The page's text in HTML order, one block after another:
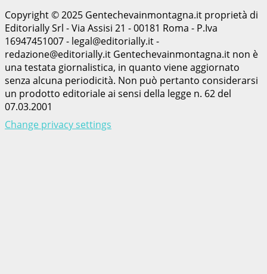
Copyright © 2025 Gentechevainmontagna.it proprietà di
Editorially Srl - Via Assisi 21 - 00181 Roma - P.Iva
16947451007 - legal@editorially.it -
redazione@editorially.it Gentechevainmontagna.it non è
una testata giornalistica, in quanto viene aggiornato
senza alcuna periodicità. Non può pertanto considerarsi
un prodotto editoriale ai sensi della legge n. 62 del
07.03.2001
Change privacy settings